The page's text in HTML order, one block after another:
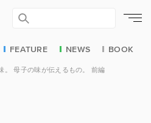
FEATURE NEWS BOOK
。 母子の味が伝えるもの。 前編